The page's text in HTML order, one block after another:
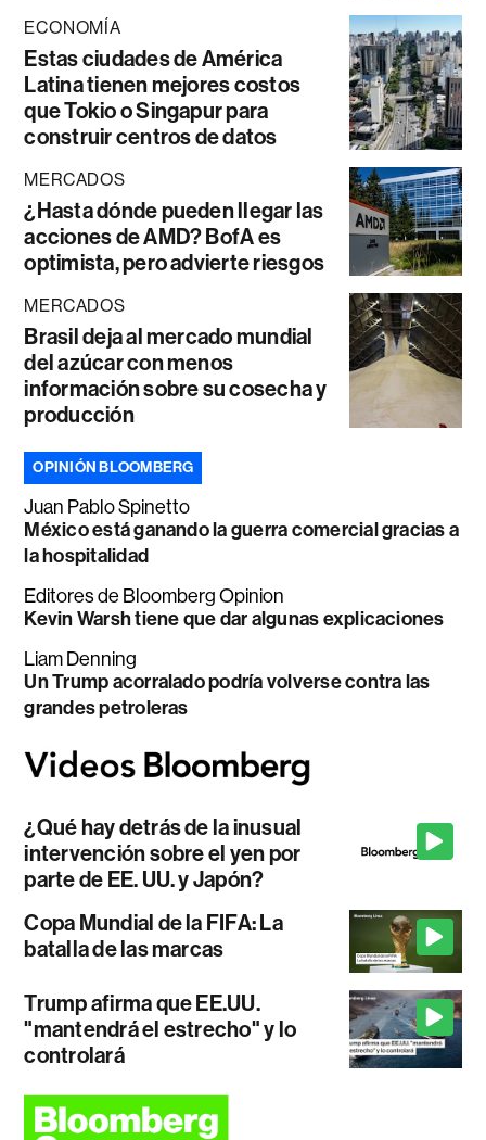
ECONOMÍA
Estas ciudades de América
Latina tienen mejores costos
que Tokio o Singapur para
construir centros de datos
MERCADOS
¿Hasta dónde pueden llegar las
acciones de AMD? BofA es
optimista, pero advierte riesgos
MERCADOS
Brasil deja al mercado mundial
del azúcar con menos
información sobre su cosecha y
producción
OPINIÓN BLOOMBERG
Juan Pablo Spinetto
México está ganando la guerra comercial gracias a
la hospitalidad
Editores de Bloomberg Opinion
Kevin Warsh tiene que dar algunas explicaciones
Liam Denning
Un Trump acorralado podría volverse contra las
grandes petroleras
¿Qué hay detrás de la inusual
intervención sobre el yen por
parte de EE. UU. y Japón?
Copa Mundial de la FIFA: La
batalla de las marcas
Trump afirma que EE.UU.
"mantendrá el estrecho" y lo
controlará